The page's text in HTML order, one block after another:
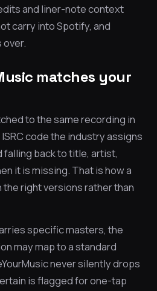
and liner-note context
carry into Spotify, and
matches your
to the same recording in
code the industry assigns
back to title, artist,
it is missing. That is how a
right versions rather than
specific masters, the
may map to a standard
never silently drops
is flagged for one-tap